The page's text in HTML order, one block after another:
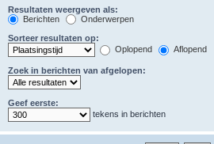
Resultaten weergeven als:
Berichten
Onderwerpen
Sorteer resultaten op:
Oplopend
Aflopend
Zoek in berichten van afgelopen:
Geef eerste:
tekens in berichten